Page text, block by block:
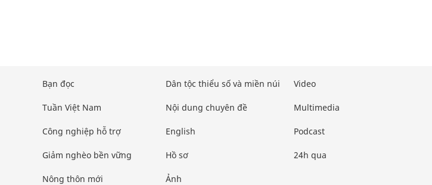
Bạn đọc
Tuần Việt Nam
Công nghiệp hỗ trợ
Giảm nghèo bền vững
Nông thôn mới
Dân tộc thiểu số và miền núi
Nội dung chuyên đề
English
Hồ sơ
Ảnh
Video
Multimedia
Podcast
24h qua